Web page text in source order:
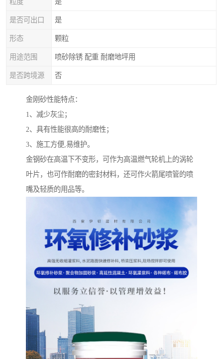
是否可出口 是
形态 颗粒
用途范围 喷砂除锈 配重 耐磨地坪用
是否跨境源 否
金刚砂性能特点：
1、减少灰尘；
2、具有性能很高的耐磨性；
3、施工方便,易维护。
金钢砂在高温下不变形，可作为高温燃气轮机上的涡轮
叶片，也可作耐磨的密封材料，还可作火箭尾喷管的喷
嘴及轻质的用品等。